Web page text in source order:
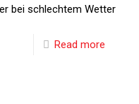
bei schlechtem Wetter
Read more